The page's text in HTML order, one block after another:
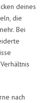
deines
die
Bei
nach